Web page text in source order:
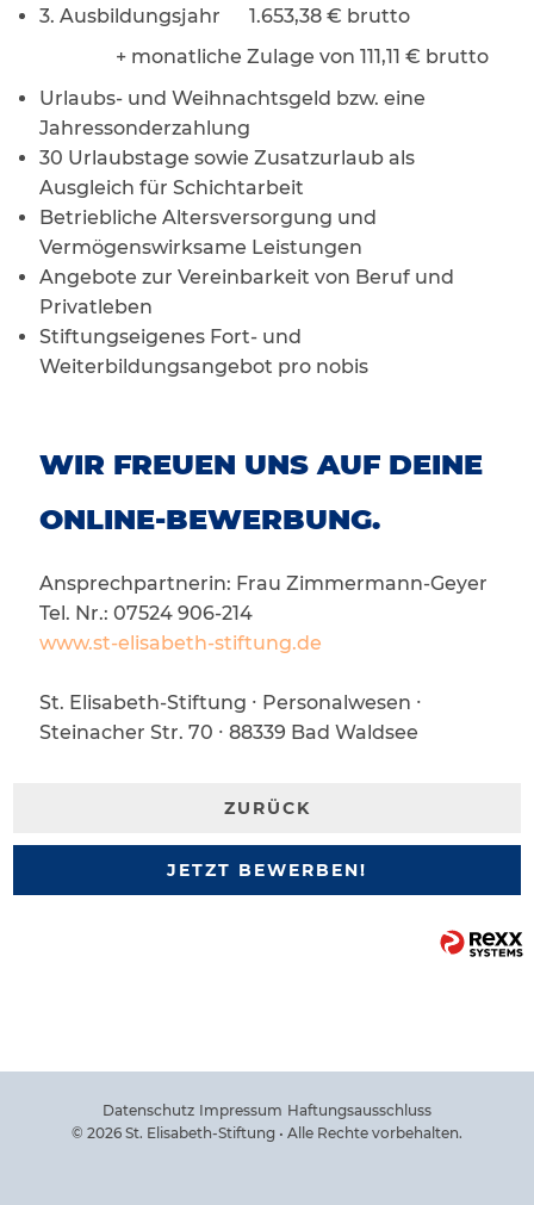
3. Ausbildungsjahr 1.653,38 € brutto
+ monatliche Zulage von 111,11 € brutto
Urlaubs- und Weihnachtsgeld bzw. eine
Jahressonderzahlung
30 Urlaubstage sowie Zusatzurlaub als
Ausgleich für Schichtarbeit
Betriebliche Altersversorgung und
Vermögenswirksame Leistungen
Angebote zur Vereinbarkeit von Beruf und
Privatleben
Stiftungseigenes Fort- und
Weiterbildungsangebot pro nobis
WIR FREUEN UNS AUF DEINE
ONLINE-BEWERBUNG.
Ansprechpartnerin: Frau Zimmermann-Geyer
Tel. Nr.: 07524 906-214
www.st-elisabeth-stiftung.de
St. Elisabeth-Stiftung ∙ Personalwesen ∙
Steinacher Str. 70 ∙ 88339 Bad Waldsee
ZURÜCK
JETZT BEWERBEN!
Datenschutz Impressum Haftungsausschluss
© 2026 St. Elisabeth-Stiftung • Alle Rechte vorbehalten.